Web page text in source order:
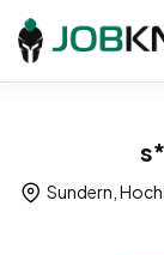
Sundern,